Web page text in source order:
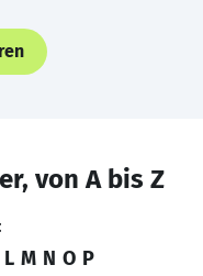
von A bis Z
L M N O P